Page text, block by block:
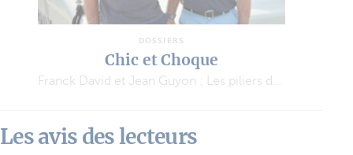
DOSSIERS
FP51
Une semaine de location en catamaran électrique
Les avis des lecteurs